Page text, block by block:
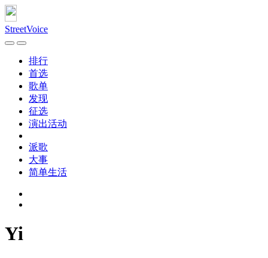
StreetVoice
排行
首选
歌单
发现
征选
演出活动
派歌
大事
简单生活
Yi